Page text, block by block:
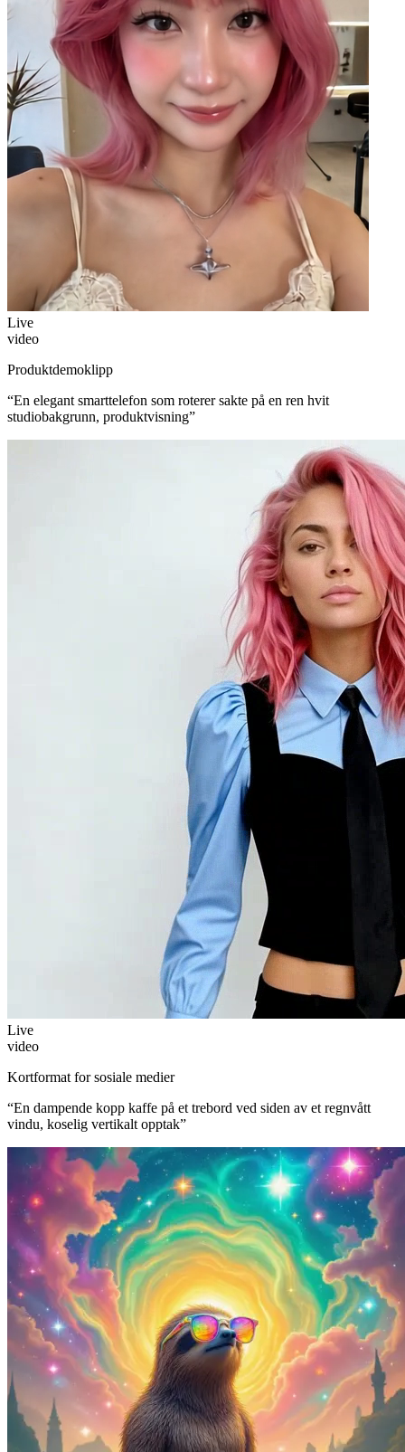
Live
video
Produktdemoklipp
“En elegant smarttelefon som roterer sakte på en ren hvit
studiobakgrunn, produktvisning”
Live
video
Kortformat for sosiale medier
“En dampende kopp kaffe på et trebord ved siden av et regnvått
vindu, koselig vertikalt opptak”